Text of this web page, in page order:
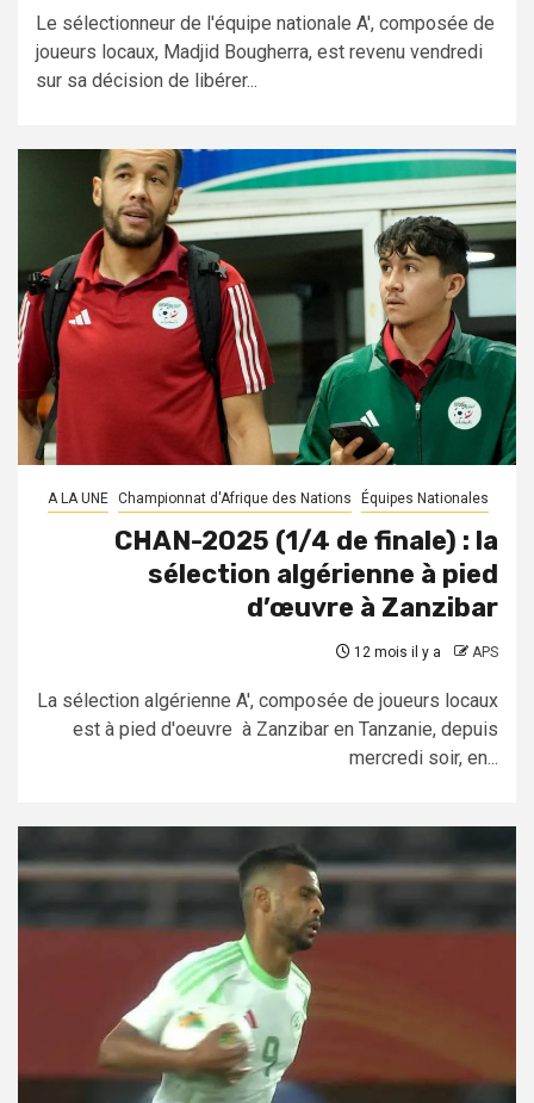
Le sélectionneur de l'équipe nationale A', composée de
joueurs locaux, Madjid Bougherra, est revenu vendredi
sur sa décision de libérer...
A LA UNE Championnat d'Afrique des Nations Équipes Nationales
CHAN-2025 (1/4 de finale) : la
sélection algérienne à pied
d’œuvre à Zanzibar
12 mois il y a APS
La sélection algérienne A', composée de joueurs locaux
est à pied d'oeuvre à Zanzibar en Tanzanie, depuis
mercredi soir, en...